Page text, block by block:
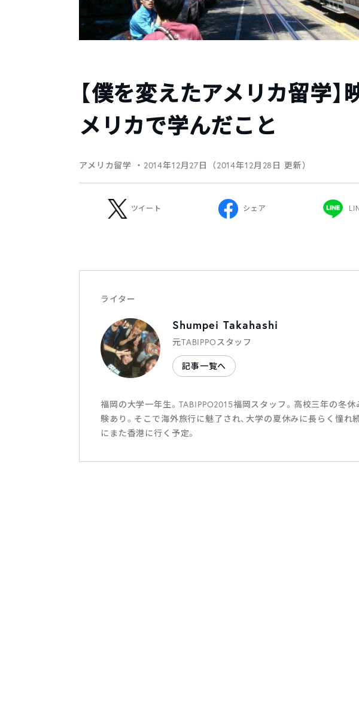
【僕を変えたアメリカ留学
メリカで学んだこと
アメリカ留学 ・2014年12月27日（2014年12月28日 更新）
ツイート シェア
ライター
Shumpei Takahashi
元TABIPPOスタッフ
記事一覧へ
福岡の大学一年生。TABIPPO2015福岡スタッフ。高校三年の冬
験あり。そこで海外旅行に魅了され、大学の夏休みに長らく憧れ
にまた香港に行く予定。